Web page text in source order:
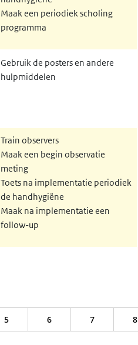
Maak een periodiek scholing
programma
Gebruik de posters en andere
hulpmiddelen
Train observers
Maak een begin observatie
meting
Toets na implementatie periodiek
de handhygiëne
Maak na implementatie een
follow-up
5 6 7 8